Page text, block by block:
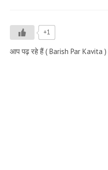
+1
आप पढ़ रहे हैं ( Barish Par Kavita )